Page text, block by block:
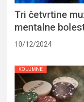
Tri četvrtine
mentalne
10/12/2024
KOLUMNE